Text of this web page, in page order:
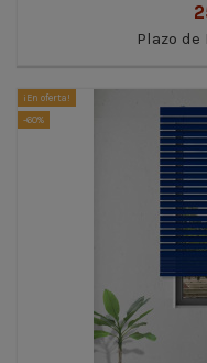
Plazo de
¡En oferta!
-60%